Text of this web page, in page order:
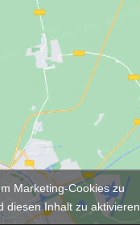
Marketing-Cookies zu
diesen Inhalt zu aktivieren